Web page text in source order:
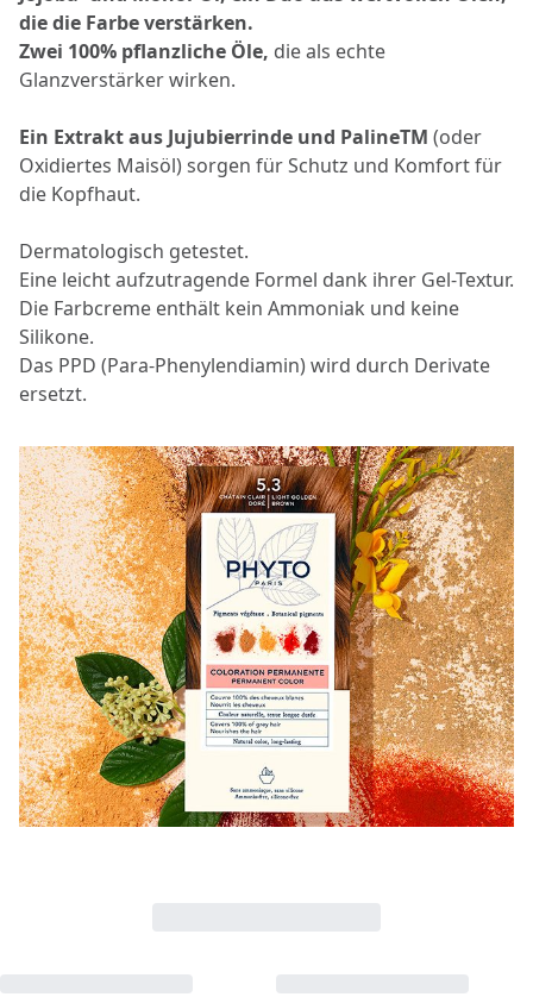
die die Farbe verstärken.
Zwei 100% pflanzliche Öle, die als echte
Glanzverstärker wirken.
Ein Extrakt aus Jujubierrinde und PalineTM (oder
Oxidiertes Maisöl) sorgen für Schutz und Komfort für
die Kopfhaut.
Dermatologisch getestet.
Eine leicht aufzutragende Formel dank ihrer Gel-Textur.
Die Farbcreme enthält kein Ammoniak und keine
Silikone.
Das PPD (Para-Phenylendiamin) wird durch Derivate
ersetzt.